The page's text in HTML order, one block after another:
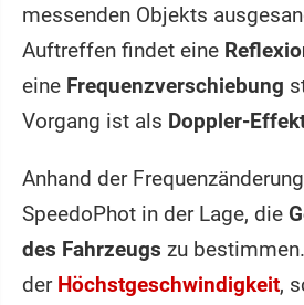
messenden Objekts
Auftreffen findet eine
eine Frequenzverschiebung
Vorgang ist als Doppler-
Anhand der
SpeedoPhot in der Lage, die
des Fahrzeugs zu
der Höchstgeschwindigkeit,